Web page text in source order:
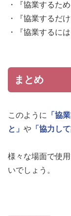
・『協業するた
・『協業するだ
・『協業するに
まとめ
このように 「協業
と」 や 「協力し
様々な場面で使
いでしょう。